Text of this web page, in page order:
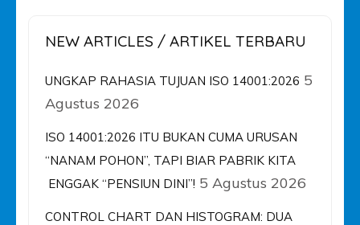
NEW ARTICLES / ARTIKEL TERBARU
UNGKAP RAHASIA TUJUAN ISO 14001:2026 5
Agustus 2026
ISO 14001:2026 ITU BUKAN CUMA URUSAN
“NANAM POHON”, TAPI BIAR PABRIK KITA
ENGGAK “PENSIUN DINI”! 5 Agustus 2026
CONTROL CHART DAN HISTOGRAM: DUA